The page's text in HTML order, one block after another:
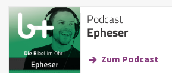
Podcast
Epheser
Zum Podcast